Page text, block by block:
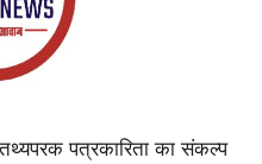
पत्रकारिता का संकल्प